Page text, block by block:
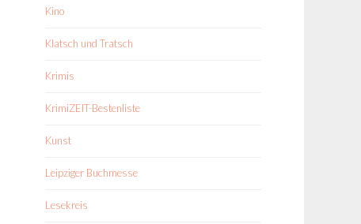
Kino
Klatsch und Tratsch
Krimis
KrimiZEIT-Bestenliste
Kunst
Leipziger Buchmesse
Lesekreis